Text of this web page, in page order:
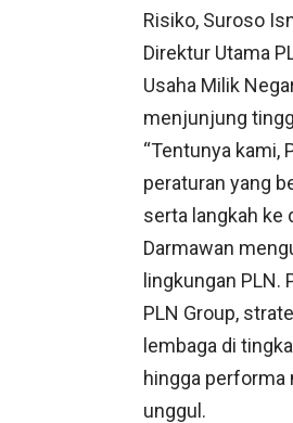
Risiko, Suroso
Direktur Utama
Usaha Milik
menjunjung
“Tentunya kami,
peraturan yang
serta langkah ke
Darmawan
lingkungan PLN.
PLN Group,
lembaga di
hingga performa
unggul.